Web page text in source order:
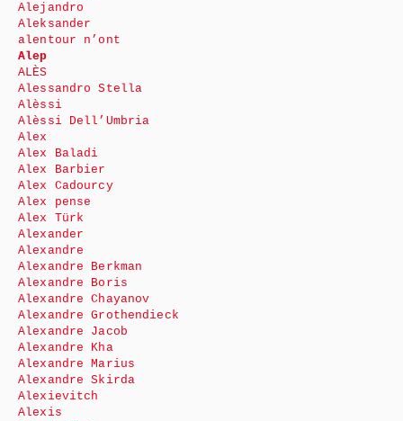
Alejandro
Aleksander
alentour n’ont
Alep
ALÈS
Alessandro Stella
Alèssi
Alèssi Dell’Umbria
Alex
Alex Baladi
Alex Barbier
Alex Cadourcy
Alex pense
Alex Türk
Alexander
Alexandre
Alexandre Berkman
Alexandre Boris
Alexandre Chayanov
Alexandre Grothendieck
Alexandre Jacob
Alexandre Kha
Alexandre Marius
Alexandre Skirda
Alexievitch
Alexis